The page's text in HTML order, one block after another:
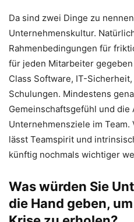
Da sind zwei Dinge zu
Unternehmenskultur.
Rahmenbedingungen für
für jeden Mitarbeiter
Class Software, IT-
Schulungen. Mindestens
Gemeinschaftsgefühl und
Unternehmensziele im
lässt Teamspirit und
künftig nochmals wichtiger
Was würden Sie
die Hand geben,